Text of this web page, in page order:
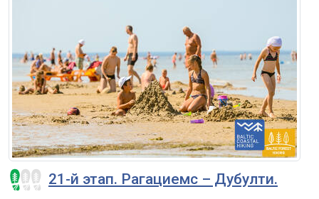
21-й этап. Рагациемс – Дубулти.